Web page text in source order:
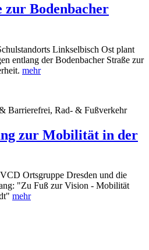
zur Bodenbacher
Linkselbisch Ost plant
entlang der Bodenbacher Straße zur
mehr
Barrierefrei, Rad- & Fußverkehr
zur Mobilität in der
Ortsgruppe Dresden und die
"Zu Fuß zur Vision - Mobilität
mehr